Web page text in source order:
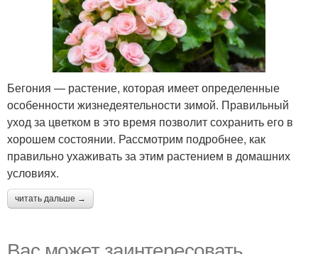
Бегония — растение, которая имеет определенные
особенности жизнедеятельности зимой. Правильный
уход за цветком в это время позволит сохранить его в
хорошем состоянии. Рассмотрим подробнее, как
правильно ухаживать за этим растением в домашних
условиях.
читать дальше →